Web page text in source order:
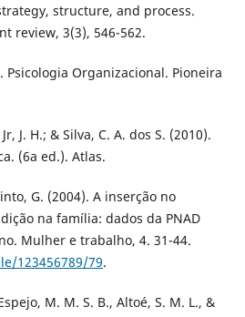
structure, and process.
review, 3(3), 546-562.
Psicologia Organizacional. Pioneira
J. H.; & Silva, C. A. dos S. (2010).
(6a ed.). Atlas.
G. (2004). A inserção no
na família: dados da PNAD
Mulher e trabalho, 4. 31-44.
123456789/79.
M. M. S. B., Altoé, S. M. L., &